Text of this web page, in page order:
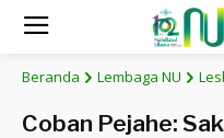
Beranda Lembaga NU
Coban Pejahe: